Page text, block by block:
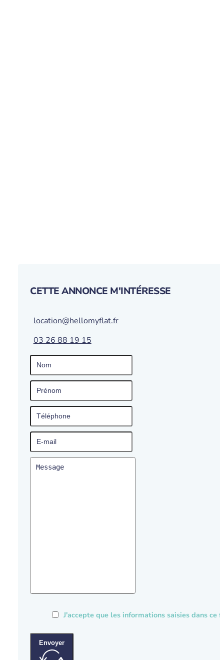
CETTE ANNONCE M'INTÉRESSE
location@hellomyflat.fr
03 26 88 19 15
J'accepte que les informations saisies dans
Envoyer